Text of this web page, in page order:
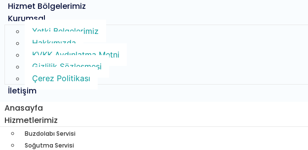
Hizmet Bölgelerimiz
Kurumsal
Yetki Belgelerimiz
Hakkımızda
KVKK Aydınlatma Metni
Gizlilik Sözleşmesi
Çerez Politikası
İletişim
Anasayfa
Hizmetlerimiz
Buzdolabı Servisi​
Soğutma Servisi​